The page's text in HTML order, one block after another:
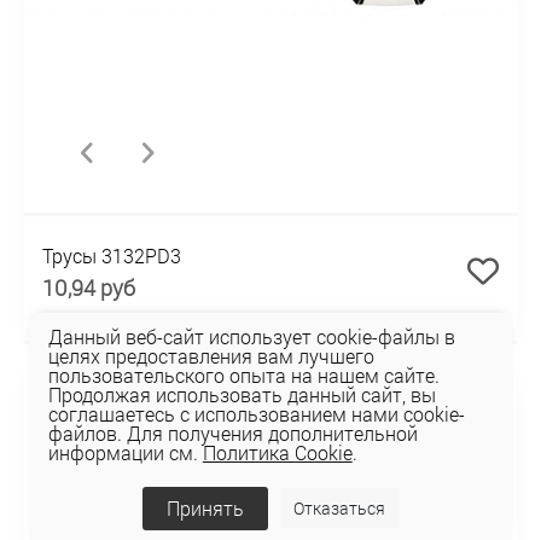
Трусы 3132PD3
10,94 руб
НОВИНКА
Данный веб-сайт использует cookie-файлы в
целях предоставления вам лучшего
пользовательского опыта на нашем сайте.
Продолжая использовать данный сайт, вы
соглашаетесь с использованием нами cookie-
файлов. Для получения дополнительной
информации см.Политика Cookie.
Принять Отказаться